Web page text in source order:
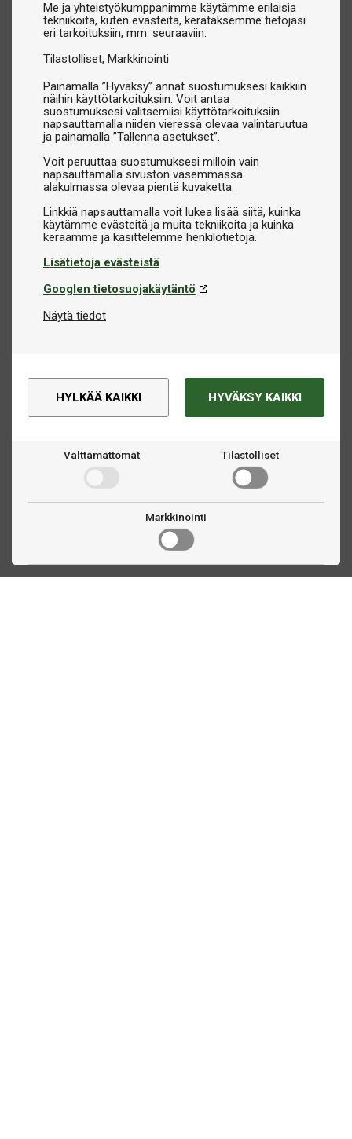
Me ja yhteistyökumppanimme käytämme erilaisia
tekniikoita, kuten evästeitä, kerätäksemme tietojasi
eri tarkoituksiin, mm. seuraaviin:
Tilastolliset Markkinointi
Painamalla ”Hyväksy” annat suostumuksesi kaikkiin
näihin käyttötarkoituksiin. Voit antaa
suostumuksesi valitsemiisi käyttötarkoituksiin
napsauttamalla niiden vieressä olevaa valintaruutua
ja painamalla ”Tallenna asetukset”.
Voit peruuttaa suostumuksesi milloin vain
napsauttamalla sivuston vasemmassa
alakulmassa olevaa pientä kuvaketta.
Linkkiä napsauttamalla voit lukea lisää siitä, kuinka
käytämme evästeitä ja muita tekniikoita ja kuinka
Lisätietoja evästeistä
Googlen tietosuojakäytäntö
Näytä tiedot
HYLKÄÄ KAIKKI HYVÄKSY KAIKKI
Välttämättömät Tilastolliset
Markkinointi